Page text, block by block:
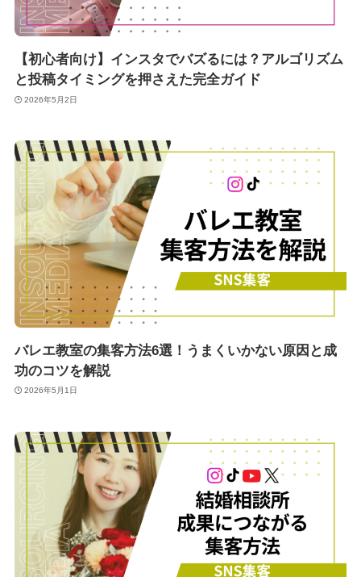
【初心者向け】インスタでバズるには？アルゴリズム
と投稿タイミングを押さえた完全ガイド
2026年5月2日
バレエ教室の集客方法6選！うまくいかない原因と成
功のコツを解説
2026年5月1日